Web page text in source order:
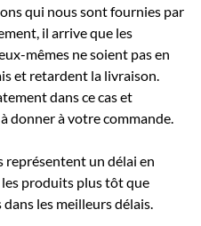
qui nous sont fournies par
il arrive que les
mêmes ne soient pas en
et retardent la livraison.
dans ce cas et
donner à votre commande.
représentent un délai en
les produits plus tôt que
les meilleurs délais.